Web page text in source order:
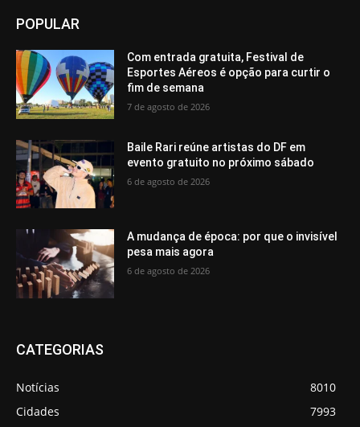
POPULAR
Com entrada gratuita, Festival de
Esportes Aéreos é opção para curtir o
fim de semana
7 de agosto de 2026
Baile Rari reúne artistas do DF em
evento gratuito no próximo sábado
6 de agosto de 2026
A mudança de época: por que o invisível
pesa mais agora
6 de agosto de 2026
CATEGORIAS
Notícias
8010
Cidades
7993